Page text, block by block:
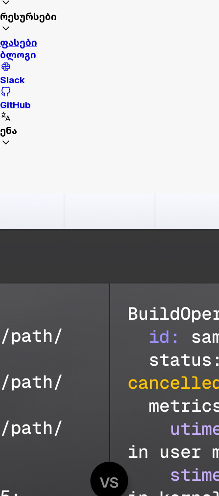
რესურსები
ფასები
ბლოგი
Slack
GitHub
ენა